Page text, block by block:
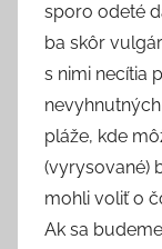
sporo odeté
ba skôr
s nimi necítia
pláže, kde
(vyrysované)
mohli voliť o
Ak sa